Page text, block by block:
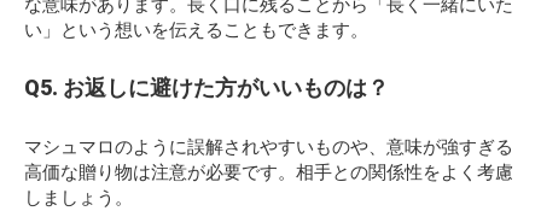
な意味があります。長く口に残ることから「長く一緒にいた
い」という想いを伝えることもできます。
Q5. お返しに避けた方がいいものは？
マシュマロのように誤解されやすいものや、意味が強すぎる
高価な贈り物は注意が必要です。相手との関係性をよく考慮
しましょう。